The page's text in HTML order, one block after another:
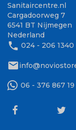
Sanitaircentre.nl
Cargadoorweg 7
6541 BT Nijmegen
Nederland
phone 024 - 206 1340
mail
06 - 376 867 19